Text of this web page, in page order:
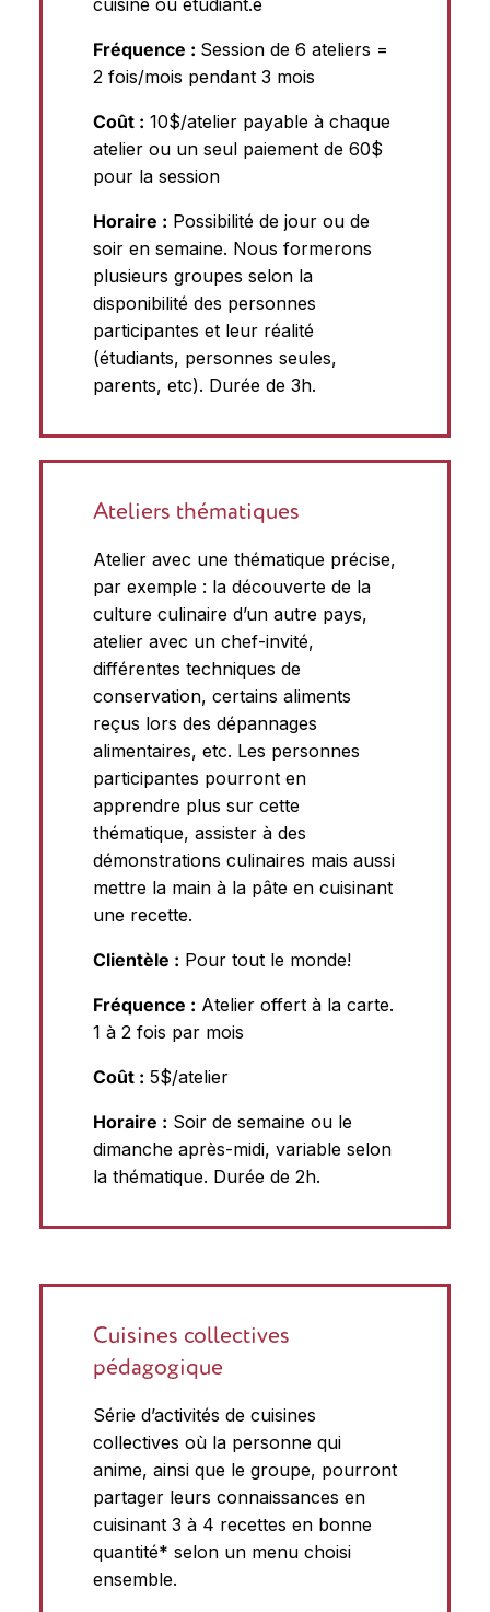
cuisine ou étudiant.e
Fréquence : Session de 6 ateliers =
2 fois/mois pendant 3 mois
Coût : 10$/atelier payable à chaque
atelier ou un seul paiement de 60$
pour la session
Horaire : Possibilité de jour ou de
soir en semaine. Nous formerons
plusieurs groupes selon la
disponibilité des personnes
participantes et leur réalité
(étudiants, personnes seules,
parents, etc). Durée de 3h.
Ateliers thématiques
Atelier avec une thématique précise,
par exemple : la découverte de la
culture culinaire d’un autre pays,
atelier avec un chef-invité,
différentes techniques de
conservation, certains aliments
reçus lors des dépannages
alimentaires, etc. Les personnes
participantes pourront en
apprendre plus sur cette
thématique, assister à des
démonstrations culinaires mais aussi
mettre la main à la pâte en cuisinant
une recette.
Clientèle : Pour tout le monde!
Fréquence : Atelier offert à la carte.
1 à 2 fois par mois
Coût : 5$/atelier
Horaire : Soir de semaine ou le
dimanche après-midi, variable selon
la thématique. Durée de 2h.
Cuisines collectives
pédagogique
Série d’activités de cuisines
collectives où la personne qui
anime, ainsi que le groupe, pourront
partager leurs connaissances en
cuisinant 3 à 4 recettes en bonne
quantité* selon un menu choisi
ensemble.